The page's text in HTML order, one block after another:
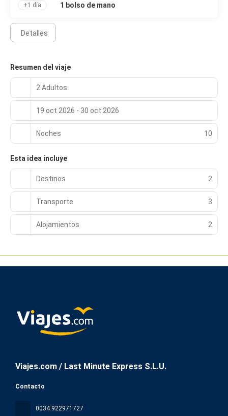
+1 día
1 bolso de mano
Detalles
Resumen del viaje
2 Adultos
19 oct 2026 - 30 oct 2026
Noches 10
Esta idea incluye
Destinos 2
Transporte 3
Alojamientos 2
Viajes.com / Last Minute Express S.L.U.
Contacto
0034 922971727